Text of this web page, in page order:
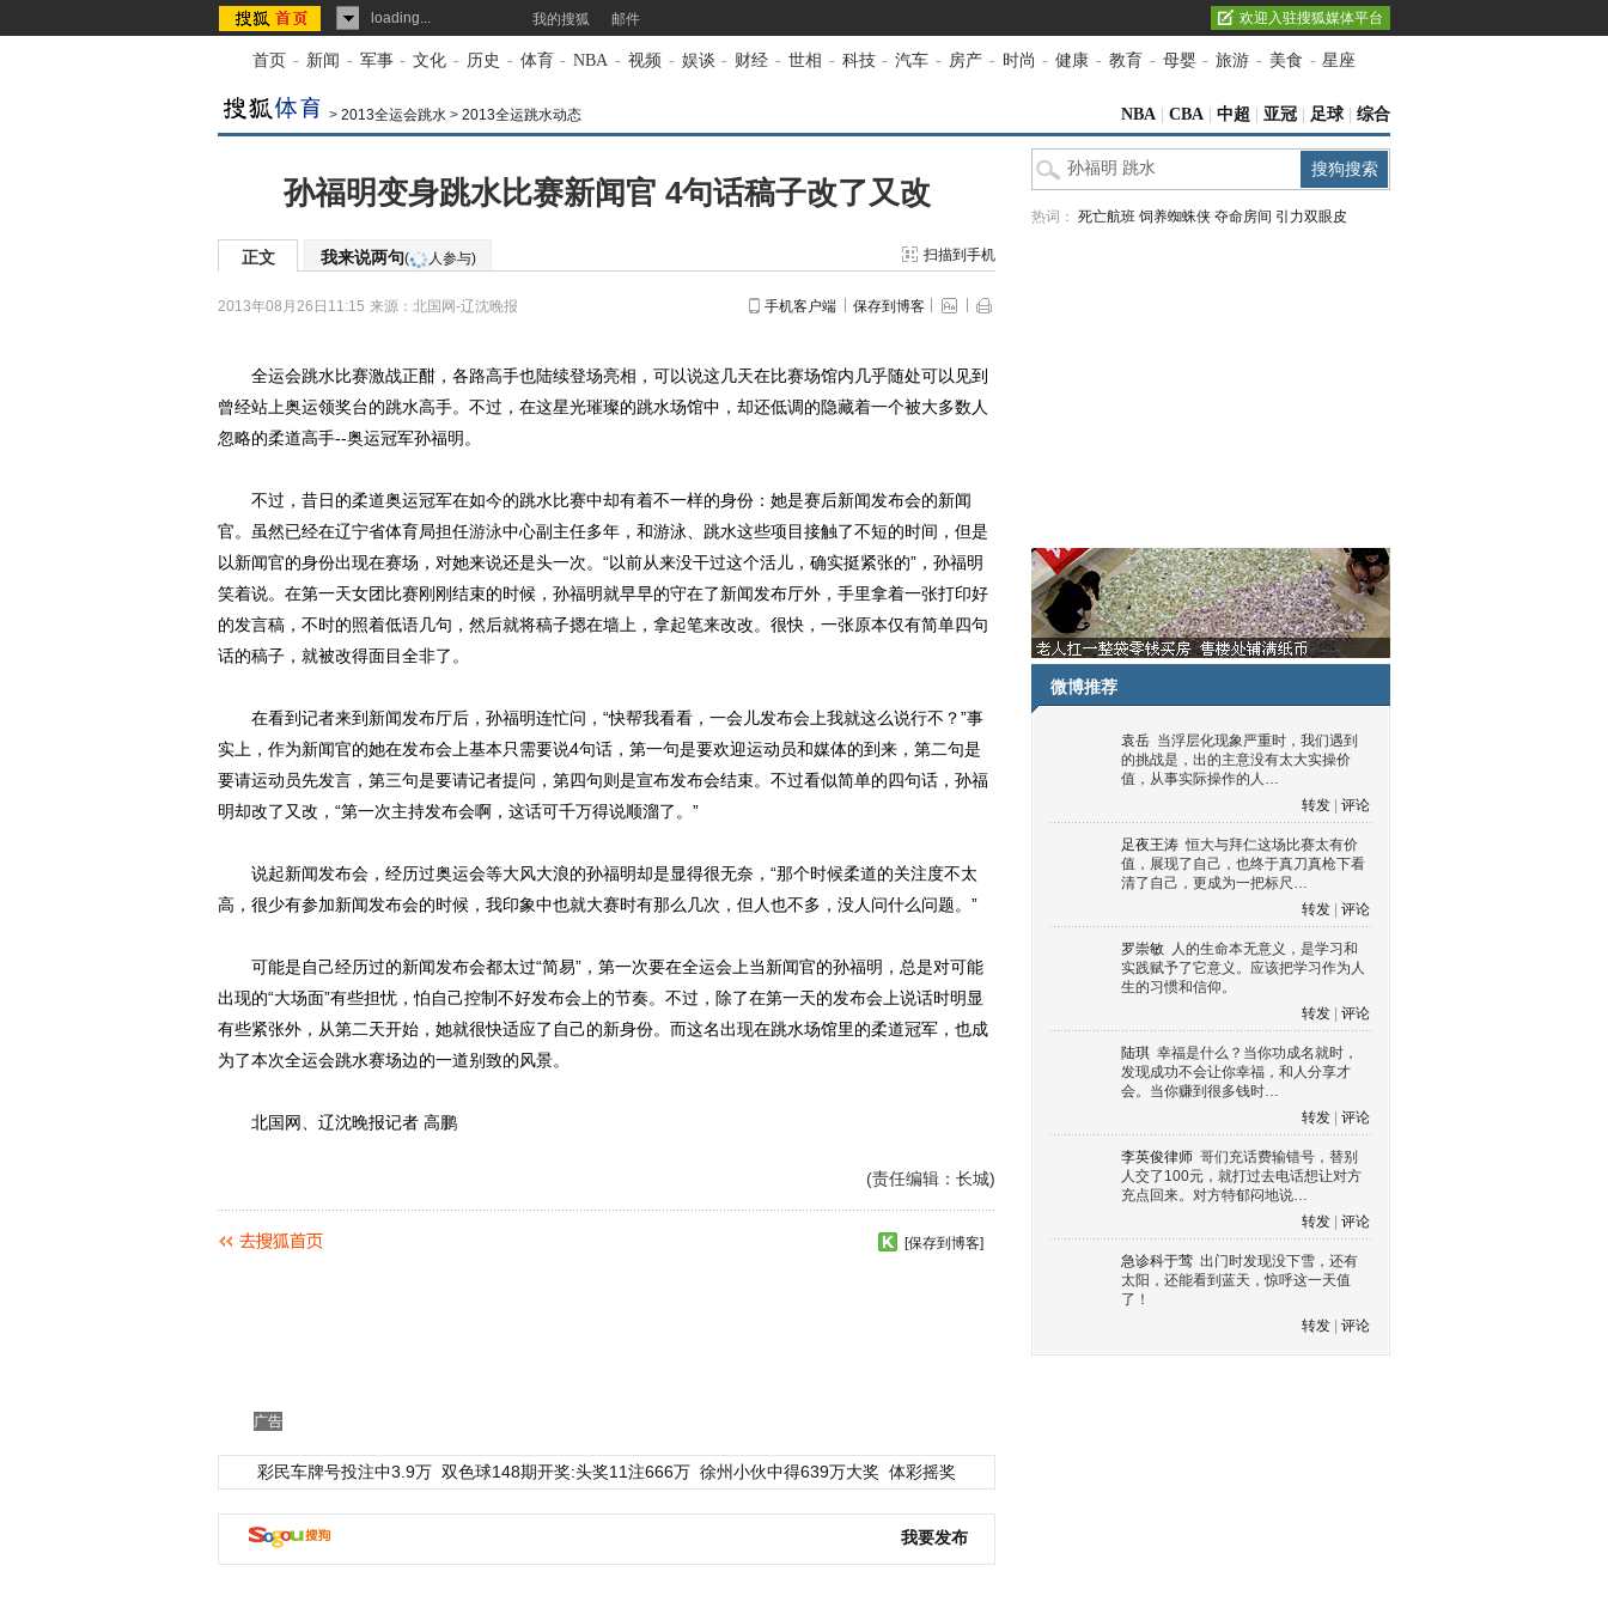
loading... 我的搜狐 邮件 欢迎入驻搜狐媒体平台
首页 - 新闻 - 军事 - 文化 - 历史 - 体育 - NBA - 视频 - 娱谈 - 财经 - 世相 - 科技 - 汽车 - 房产 - 时尚 - 健康 - 教育 - 母婴 - 旅游 - 美食 - 星座
> 2013全运会跳水 > 2013全运跳水动态 NBA CBA 中超 亚冠 足球 综合
孙福明变身跳水比赛新闻官 4句话稿子改了又改
正文 我来说两句( 人参与) 扫描到手机
2013年08月26日11:15 来源： 北国网-辽沈晚报 手机客户端 保存到博客
全运会跳水比赛激战正酣，各路高手也陆续登场亮相，可以说这几天在比赛场馆内几乎随处可以见到
曾经站上奥运领奖台的跳水高手。不过，在这星光璀璨的跳水场馆中，却还低调的隐藏着一个被大多数人
忽略的柔道高手--奥运冠军孙福明。
不过，昔日的柔道奥运冠军在如今的跳水比赛中却有着不一样的身份：她是赛后新闻发布会的新闻
官。虽然已经在辽宁省体育局担任游泳中心副主任多年，和游泳、跳水这些项目接触了不短的时间，但是
以新闻官的身份出现在赛场，对她来说还是头一次。“以前从来没干过这个活儿，确实挺紧张的”，孙福明
笑着说。在第一天女团比赛刚刚结束的时候，孙福明就早早的守在了新闻发布厅外，手里拿着一张打印好
的发言稿，不时的照着低语几句，然后就将稿子摁在墙上，拿起笔来改改。很快，一张原本仅有简单四句
话的稿子，就被改得面目全非了。
在看到记者来到新闻发布厅后，孙福明连忙问，“快帮我看看，一会儿发布会上我就这么说行不？”事
实上，作为新闻官的她在发布会上基本只需要说4句话，第一句是要欢迎运动员和媒体的到来，第二句是
要请运动员先发言，第三句是要请记者提问，第四句则是宣布发布会结束。不过看似简单的四句话，孙福
明却改了又改，“第一次主持发布会啊，这话可千万得说顺溜了。”
说起新闻发布会，经历过奥运会等大风大浪的孙福明却是显得很无奈，“那个时候柔道的关注度不太
高，很少有参加新闻发布会的时候，我印象中也就大赛时有那么几次，但人也不多，没人问什么问题。”
可能是自己经历过的新闻发布会都太过“简易”，第一次要在全运会上当新闻官的孙福明，总是对可能
出现的“大场面”有些担忧，怕自己控制不好发布会上的节奏。不过，除了在第一天的发布会上说话时明显
有些紧张外，从第二天开始，她就很快适应了自己的新身份。而这名出现在跳水场馆里的柔道冠军，也成
为了本次全运会跳水赛场边的一道别致的风景。
北国网、辽沈晚报记者 高鹏
(责任编辑：长城)
[保存到博客]
广告
彩民车牌号投注中3.9万 双色球148期开奖:头奖11注666万 徐州小伙中得639万大奖 体彩摇奖
我要发布
热词： 死亡航班 饲养蜘蛛侠 夺命房间 引力双眼皮
微博推荐
袁岳 当浮层化现象严重时，我们遇到
的挑战是，出的主意没有太大实操价
值，从事实际操作的人…
转发
评论
足夜王涛 恒大与拜仁这场比赛太有价
值，展现了自己，也终于真刀真枪下看
清了自己，更成为一把标尺…
转发
评论
罗崇敏 人的生命本无意义，是学习和
实践赋予了它意义。应该把学习作为人
生的习惯和信仰。
转发
评论
陆琪 幸福是什么？当你功成名就时，
发现成功不会让你幸福，和人分享才
会。当你赚到很多钱时…
转发
评论
李英俊律师 哥们充话费输错号，替别
人交了100元，就打过去电话想让对方
充点回来。对方特郁闷地说…
转发
评论
急诊科于莺 出门时发现没下雪，还有
太阳，还能看到蓝天，惊呼这一天值
了！
转发
评论